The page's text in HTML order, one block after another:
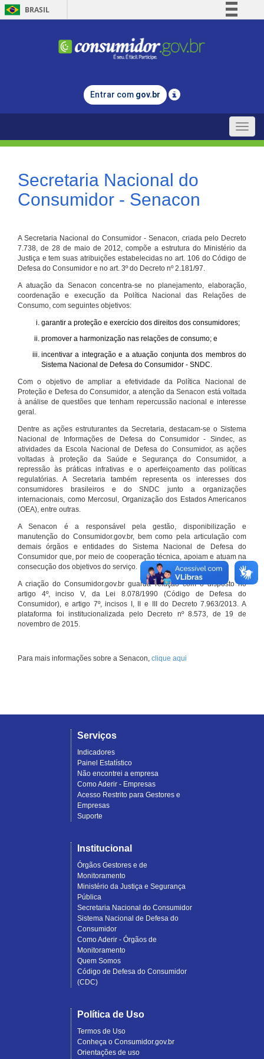
BRASIL
Comunica BR
Legislação
Entrar com gov.br
Toggle
Secretaria Nacional do
Consumidor - Senacon
A Secretaria Nacional do Consumidor - Senacon, criada pelo Decreto
7.738, de 28 de maio de 2012, compõe a estrutura do Ministério da
Justiça e tem suas atribuições estabelecidas no art. 106 do Código de
Defesa do Consumidor e no art. 3º do Decreto nº 2.181/97.
A atuação da Senacon concentra-se no planejamento, elaboração,
coordenação e execução da Política Nacional das Relações de
Consumo, com seguintes objetivos:
garantir a proteção e exercício dos direitos dos consumidores;
promover a harmonização nas relações de consumo; e
incentivar a integração e a atuação conjunta dos membros do
Sistema Nacional de Defesa do Consumidor - SNDC.
Com o objetivo de ampliar a efetividade da Política Nacional de
Proteção e Defesa do Consumidor, a atenção da Senacon está voltada
à análise de questões que tenham repercussão nacional e interesse
geral.
Dentre as ações estruturantes da Secretaria, destacam-se o Sistema
Nacional de Informações de Defesa do Consumidor - Sindec, as
atividades da Escola Nacional de Defesa do Consumidor, as ações
voltadas à proteção da Saúde e Segurança do Consumidor, a
repressão às práticas infrativas e o aperfeiçoamento das políticas
regulatórias. A Secretaria também representa os interesses dos
consumidores brasileiros e do SNDC junto a organizações
internacionais, como Mercosul, Organização dos Estados Americanos
(OEA), entre outras.
A Senacon é a responsável pela gestão, disponibilização e
manutenção do Consumidor.gov.br, bem como pela articulação com
demais órgãos e entidades do Sistema Nacional de Defesa do
Consumidor que, por meio de cooperação técnica, apoiam e atuam na
consecução dos objetivos do serviço.
A criação do Consumidor.gov.br guarda relação com o disposto no
artigo 4º, inciso V, da Lei 8.078/1990 (Código de Defesa do
Consumidor), e artigo 7º, incisos I, II e III do Decreto 7.963/2013. A
plataforma foi institucionalizada pelo Decreto nº 8.573, de 19 de
novembro de 2015.
Para mais informações sobre a Senacon, clique aqui
Serviços
Indicadores
Painel Estatístico
Não encontrei a empresa
Como Aderir - Empresas
Acesso Restrito para Gestores e
Empresas
Suporte
Institucional
Órgãos Gestores e de
Monitoramento
Ministério da Justiça e Segurança
Pública
Secretaria Nacional do Consumidor
Sistema Nacional de Defesa do
Consumidor
Como Aderir - Órgãos de
Monitoramento
Quem Somos
Código de Defesa do Consumidor
(CDC)
Política de Uso
Termos de Uso
Conheça o Consumidor.gov.br
Orientações de uso